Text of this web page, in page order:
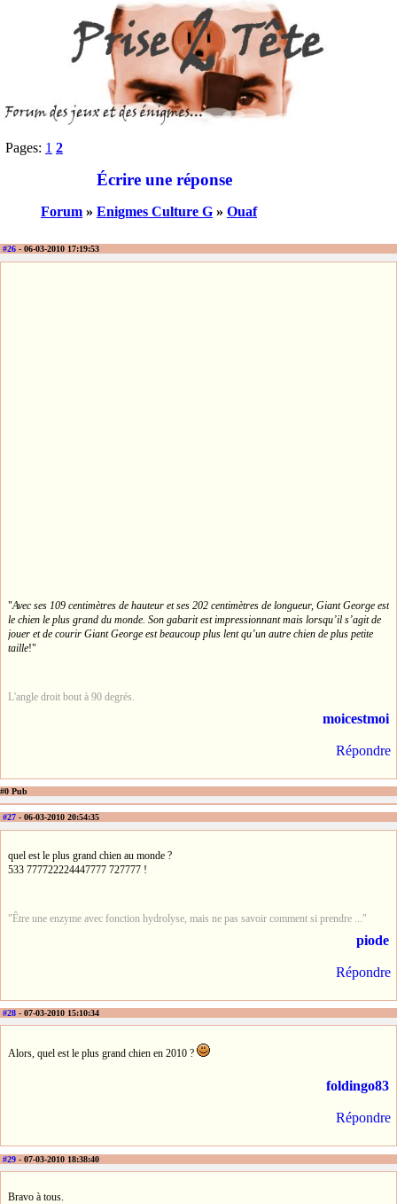
Pages: 1 2
Écrire une réponse
Forum » Enigmes Culture G » Ouaf
#26 - 06-03-2010 17:19:53
"Avec ses 109 centimètres de hauteur et ses 202 centimètres de longueur, Giant George est
le chien le plus grand du monde. Son gabarit est impressionnant mais lorsqu’il s’agit de
jouer et de courir Giant George est beaucoup plus lent qu’un autre chien de plus petite
taille!"
L'angle droit bout à 90 degrés.
moicestmoi
Répondre
#0 Pub
#27 - 06-03-2010 20:54:35
quel est le plus grand chien au monde ?
533 777722224447777 727777 !
"Être une enzyme avec fonction hydrolyse, mais ne pas savoir comment si prendre ..."
piode
Répondre
#28 - 07-03-2010 15:10:34
Alors, quel est le plus grand chien en 2010 ?
foldingo83
Répondre
#29 - 07-03-2010 18:38:40
Bravo à tous.